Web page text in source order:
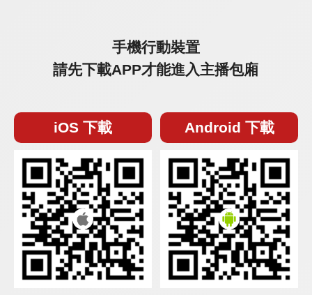
手機行動裝置
請先下載APP才能進入主播包廂
iOS 下載 Android 下載